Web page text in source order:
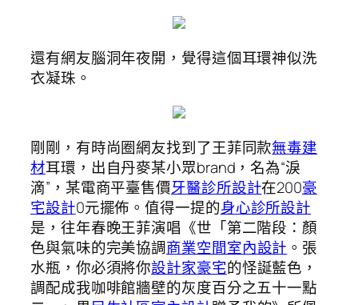
還有網友腦洞年夜開，覺得這個耳環神似洗
衣凝珠。
剛剛，有時尚圈網友找到了王菲同款無毒建
材耳環，出自丹麥某小眾brand，名為“淚
滴”，某電商平臺售價牙醫診所設計在200豪
宅設計0元擺佈。值得一提的身心診所設計
是，往年春晚王菲演唱《世「第二階段：顏
色與氣味的完美協調商業空間室內設計 。張
水瓶，你必須將你設計家豪宅的怪誕藍色，
調配成我咖啡館牆壁的灰度百分之五十一點